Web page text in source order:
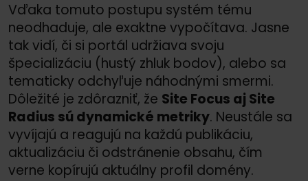
Vďaka tomuto postupu systém tému
neodhaduje, ale exaktne vypočítava. Jasne
tak vidí, či si portál udržiava svoju
špecializáciu (hustý zhluk bodov), alebo sa
tematicky odchyľuje náhodnými smermi.
Dôležité je zdôrazniť, že Site Focus aj Site
Radius sú dynamické metriky. Neustále sa
vyvíjajú a reagujú na každú publikáciu,
aktualizáciu či odstránenie obsahu, čím
verne kopírujú aktuálny profil domény.